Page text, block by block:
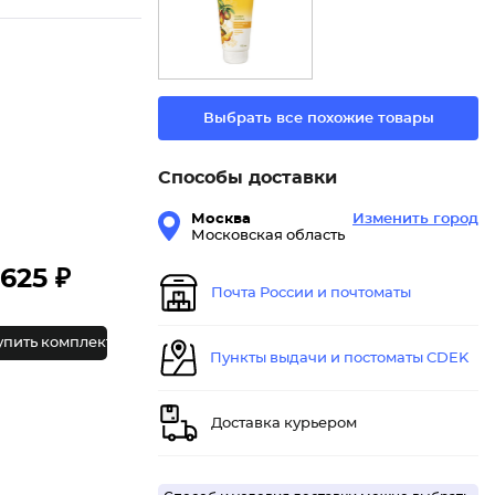
625 ₽
комплект
Выбрать все похожие товары
Способы доставки
Москва
Московская область
Изменить город
Почта России и почтоматы
Пункты выдачи и постоматы CDEK
Доставка курьером